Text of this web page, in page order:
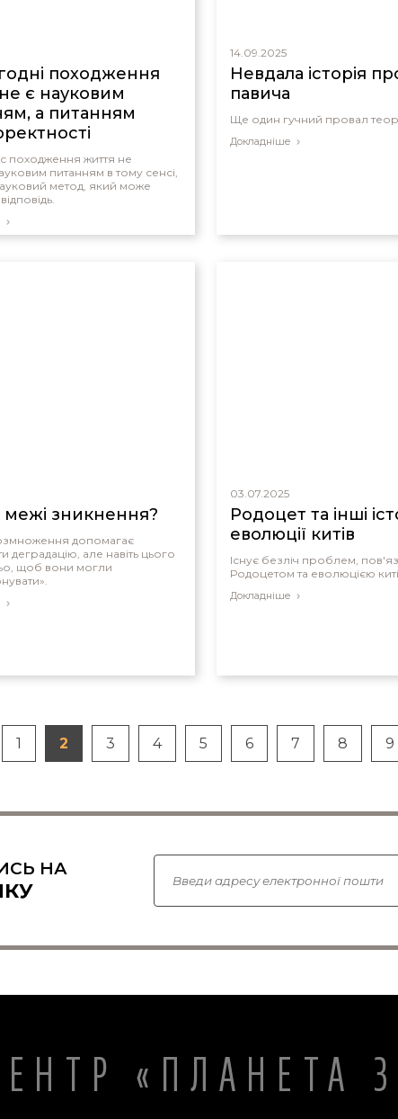
походження
є науковим
а питанням
походження життя не
питанням в тому сенсі,
метод, який може
14.09.2025
Невдала історія
павича
Ще один гучний провал
Докладніше
зникнення?
допомагає
деградацію, але навіть цього
щоб вони могли
03.07.2025
Родоцет та інші
еволюції китів
Існує безліч проблем,
Родоцетом та еволюцією
Докладніше
1 2 3 4 5 6 7 8 9
НА
«ПЛАНЕТА